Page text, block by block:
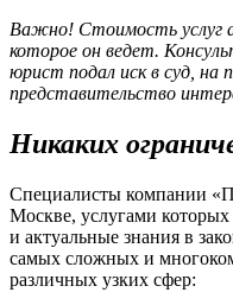
Важно! Стоимость услуг
которое он ведет.
юрист подал иск в суд, на
представительство
Никаких
Специалисты компании
Москве, услугами которых
и актуальные знания в
самых сложных и
различных узких сфер: